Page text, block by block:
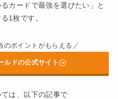
カードで最強を選びたい」と
1枚です。
のポイントがもらえる／
ルドの公式サイト
は、以下の記事で